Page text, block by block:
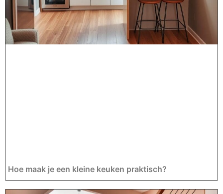
Hoe maak je een kleine keuken praktisch?